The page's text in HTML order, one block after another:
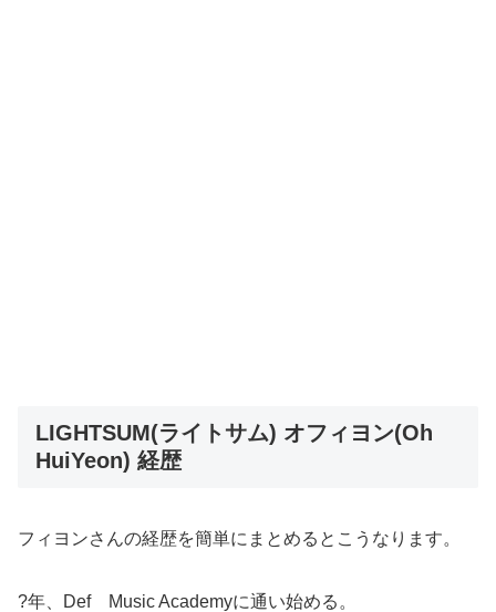
LIGHTSUM(ライトサム) オフィヨン(Oh
HuiYeon) 経歴
フィヨンさんの経歴を簡単にまとめるとこうなります。
?年、Def Music Academyに通い始める。